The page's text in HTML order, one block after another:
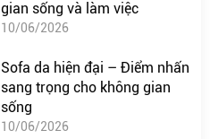
gian sống và làm việc
10/06/2026
Sofa da hiện đại – Điểm nhấn
sang trọng cho không gian
sống
10/06/2026